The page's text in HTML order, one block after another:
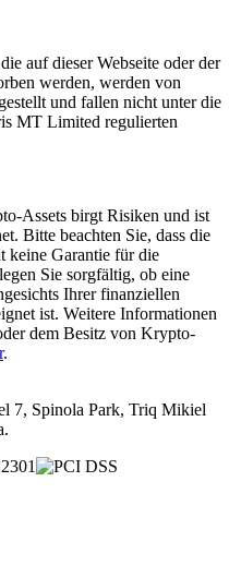
auf dieser Webseite oder der
werden, werden von
und fallen nicht unter die
MT Limited regulierten
Assets birgt Risiken und ist
Bitte beachten Sie, dass die
keine Garantie für die
Sie sorgfältig, ob eine
Ihrer finanziellen
ist. Weitere Informationen
dem Besitz von Krypto-
.
7, Spinola Park, Triq Mikiel